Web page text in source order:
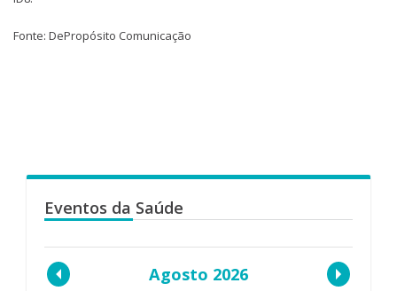
Fonte: DePropósito Comunicação
Eventos da Saúde
Agosto 2026